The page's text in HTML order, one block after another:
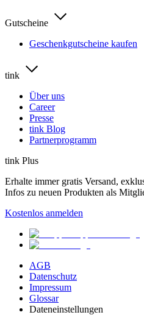
Gutscheine
Geschenkgutscheine kaufen
tink
Über uns
Career
Presse
tink Blog
Partnerprogramm
tink Plus
Erhalte immer gratis Versand,
Infos zu neuen Produkten als
Kostenlos anmelden
AGB
Datenschutz
Impressum
Glossar
Dateneinstellungen